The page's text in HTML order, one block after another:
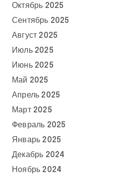
Октябрь 2025
Сентябрь 2025
Август 2025
Июль 2025
Июнь 2025
Май 2025
Апрель 2025
Март 2025
Февраль 2025
Январь 2025
Декабрь 2024
Ноябрь 2024